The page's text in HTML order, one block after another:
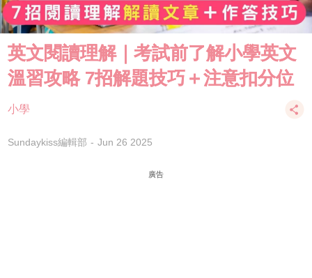
英文閱讀理解｜考試前了解小學英文
溫習攻略 7招解題技巧＋注意扣分位
小學
Sundaykiss編輯部 Jun 26 2025
廣告